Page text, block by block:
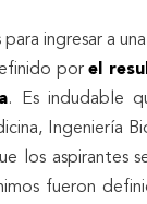
ingresar a
porel
. Es indudable
Ingeniería
los aspirantes
fueron